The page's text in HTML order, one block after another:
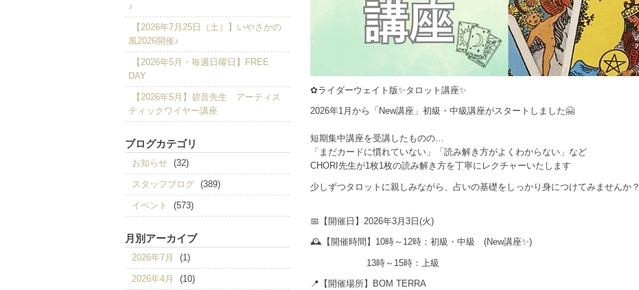
✿ライダーウェイト版✨タロット講座✨
2026年1月から「New講座」初級・中級講座がスタートしました🤗
短期集中講座を受講したものの…
「まだカードに慣れていない」「読み解き方がよくわからない」など
CHORI先生が1枚1枚の読み解き方を丁寧にレクチャーいたします
少しずつタロットに親しみながら、占いの基礎をしっかり身につけてみませんか？
📅【開催日】2026年3月3日(火)
🕰️【開催時間】10時～12時：初級・中級 (New講座✨)
13時～15時：上級
📍【開催場所】BOM TERRA
♪
【2026年7月25日（土）】いやさかの
風2026開催♪
【2026年5月・毎週日曜日】FREE
DAY
【2026年5月】碧音先生 アーティス
ティックワイヤー講座
ブログカテゴリ
お知らせ (32)
スタッフブログ (389)
イベント (573)
月別アーカイブ
2026年7月 (1)
2026年4月 (10)